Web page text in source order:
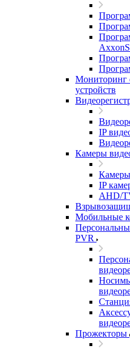
Мониторинг
устройств
IP
Камеры
IP
AHD/
Мобильные
PVR
Прожекторы